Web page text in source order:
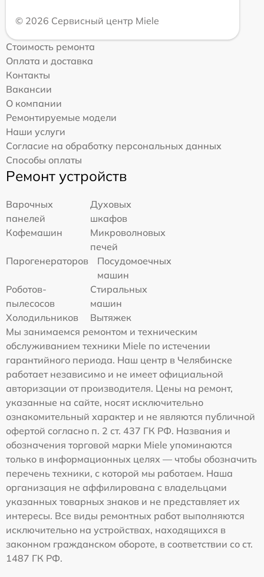
© 2026 Сервисный центр Miele
Стоимость ремонта
Оплата и доставка
Контакты
Вакансии
О компании
Ремонтируемые модели
Наши услуги
Согласие на обработку персональных данных
Способы оплаты
Ремонт устройств
Варочных
панелей
Духовых
шкафов
Кофемашин
Микроволновых
печей
Парогенераторов
Посудомоечных
машин
Роботов-
пылесосов
Стиральных
машин
Холодильников
Вытяжек
Мы занимаемся ремонтом и техническим
обслуживанием техники Miele по истечении
гарантийного периода. Наш центр в Челябинске
работает независимо и не имеет официальной
авторизации от производителя. Цены на ремонт,
указанные на сайте, носят исключительно
ознакомительный характер и не являются публичной
офертой согласно п. 2 ст. 437 ГК РФ. Названия и
обозначения торговой марки Miele упоминаются
только в информационных целях — чтобы обозначить
перечень техники, с которой мы работаем. Наша
организация не аффилирована с владельцами
указанных товарных знаков и не представляет их
интересы. Все виды ремонтных работ выполняются
исключительно на устройствах, находящихся в
законном гражданском обороте, в соответствии со ст.
1487 ГК РФ.